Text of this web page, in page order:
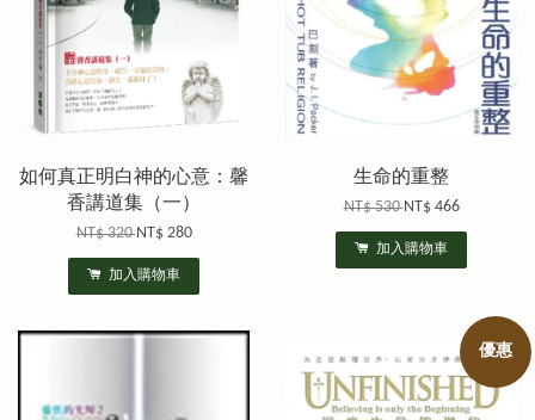
如何真正明白神的心意：馨
香講道集（一）
NT$ 320NT$ 280
加入購物車
生命的重整
NT$ 530NT$ 466
加入購物車
優惠